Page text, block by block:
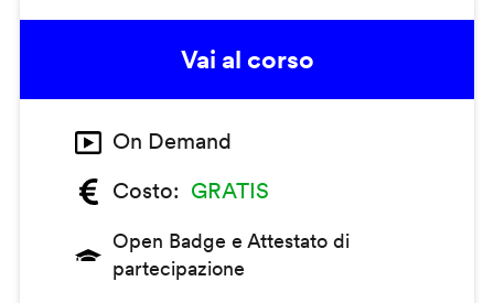
Vai al corso
On Demand
Costo
GRATIS
Open Badge e Attestato di
partecipazione